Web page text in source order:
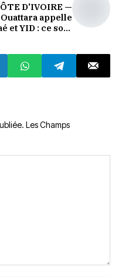
D'IVOIRE —
Ouattara appelle
et YID : ce soir,
Les Champs